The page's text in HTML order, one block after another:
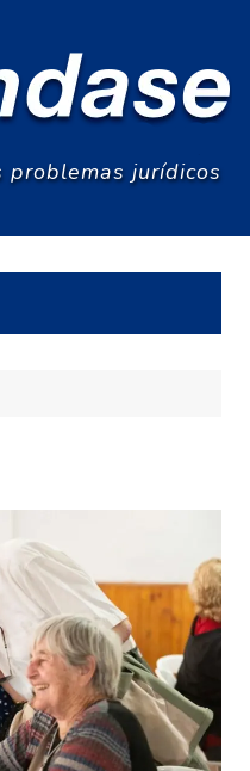
problemas jurídicos